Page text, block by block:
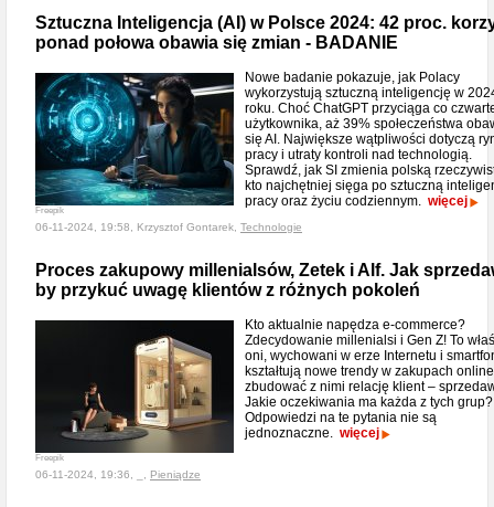
Sztuczna Inteligencja (AI) w Polsce 2024: 42 proc.
ponad połowa obawia się zmian - BADANIE
Freepik
Nowe badanie pokazuje, jak Polacy
wykorzystują sztuczną inteligencję w
roku. Choć ChatGPT przyciąga co
użytkownika, aż 39% społeczeństwa
się AI. Największe wątpliwości dotyczą
pracy i utraty kontroli nad technologią.
Sprawdź, jak SI zmienia polską
kto najchętniej sięga po sztuczną
pracy oraz życiu codziennym. więcej
06-11-2024, 19:58, Krzysztof Gontarek, Technologie
Proces zakupowy millenialsów, Zetek i Alf. Jak
by przykuć uwagę klientów z różnych pokoleń
Freepik
Kto aktualnie napędza e-commerce?
Zdecydowanie millenialsi i Gen Z! To
oni, wychowani w erze Internetu i
kształtują nowe trendy w zakupach
zbudować z nimi relację klient –
Jakie oczekiwania ma każda z tych grup?
Odpowiedzi na te pytania nie są
jednoznaczne. więcej
06-11-2024, 19:36, _, Pieniądze